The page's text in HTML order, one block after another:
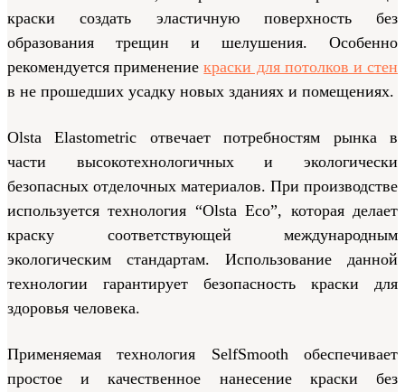
краски создать эластичную поверхность без
образования трещин и шелушения. Особенно
рекомендуется применениекраски для потолков и стен
в не прошедших усадку новых зданиях и помещениях.
Olsta Elastometric отвечает потребностям рынка в
части высокотехнологичных и экологически
безопасных отделочных материалов. При производстве
используется технология “Olsta Eco”, которая делает
краску соответствующей международным
экологическим стандартам. Использование данной
технологии гарантирует безопасность краски для
здоровья человека.
Применяемая технология SelfSmooth обеспечивает
простое и качественное нанесение краски без